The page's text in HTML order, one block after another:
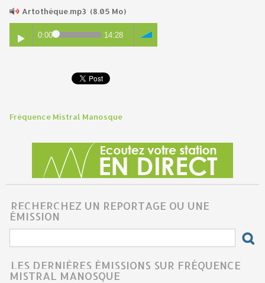
Artothèque.mp3 (8.05 Mo)
0:00 14:28
Fréquence Mistral Manosque
RECHERCHEZ UN REPORTAGE OU UNE
ÉMISSION
LES DERNIÈRES ÉMISSIONS SUR FRÉQUENCE
MISTRAL MANOSQUE